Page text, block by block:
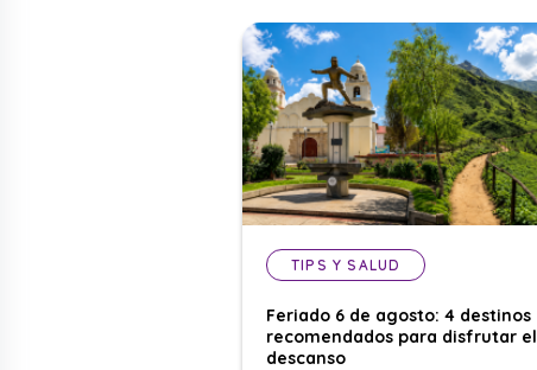
TIPS Y SALUD
Feriado 6 de agosto: 4 destinos
recomendados para disfrutar el
descanso